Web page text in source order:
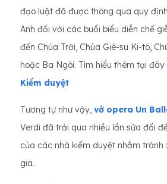
đạo luật đã được thông qua quy
Anh đối với các buổi biểu diễn chế
đến Chúa Trời, Chúa Giê-su Ki-tô,
hoặc Ba Ngôi. Tìm hiểu thêm tại đây
Kiểm duyệt
Tương tự như vậy, vở opera Un
Verdi đã trải qua nhiều lần sửa đổi
của các nhà kiểm duyệt nhằm tránh
gia.